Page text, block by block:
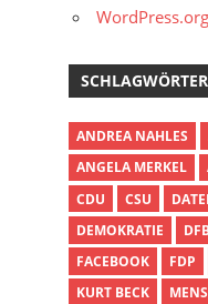
WordPress.org
SCHLAGWÖRTER
ANDREA NAHLES
ANGELA MERKEL
CDU
CSU
DEMOKRATIE
FACEBOOK
FDP
KURT BECK